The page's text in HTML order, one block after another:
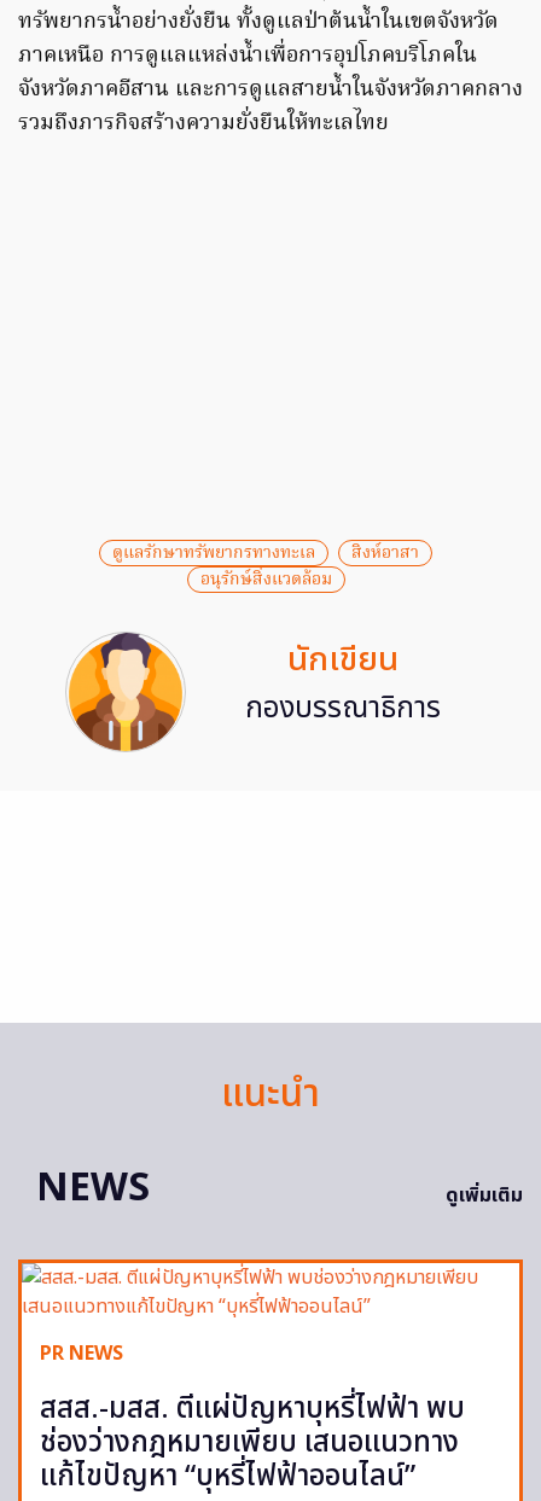
ทรัพยากรน้ำอย่างยั่งยืน ทั้งดูแลป่าต้นน้ำในเขตจังหวัด
ภาคเหนือ การดูแลแหล่งน้ำเพื่อการอุปโภคบริโภคใน
จังหวัดภาคอีสาน และการดูแลสายน้ำในจังหวัดภาคกลาง
รวมถึงภารกิจสร้างความยั่งยืนให้ทะเลไทย
ดูแลรักษาทรัพยากรทางทะเล
สิงห์อาสา
อนุรักษ์สิ่งแวดล้อม
นักเขียน
กองบรรณาธิการ
แนะนำ
NEWS
ดูเพิ่มเติม
PR NEWS
สสส.-มสส. ตีแผ่ปัญหาบุหรี่ไฟฟ้า พบ
ช่องว่างกฎหมายเพียบ เสนอแนวทาง
แก้ไขปัญหา “บุหรี่ไฟฟ้าออนไลน์”